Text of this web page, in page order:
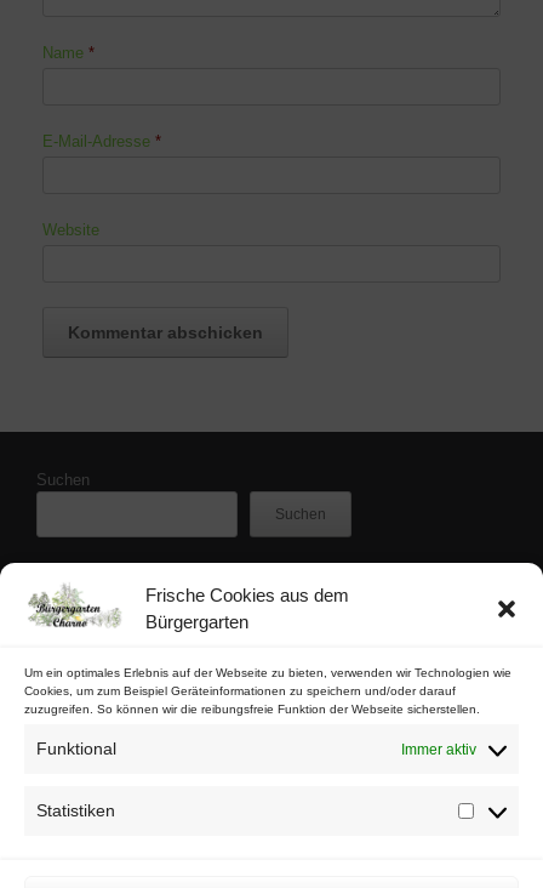
Frische Cookies aus dem
Bürgergarten
Um ein optimales Erlebnis auf der Webseite zu bieten, verwenden wir Technologien wie
Cookies, um zum Beispiel Geräteinformationen zu speichern und/oder darauf
zuzugreifen. So können wir die reibungsfreie Funktion der Webseite sicherstellen.
Funktional Immer aktiv
Statistiken
Name *
E-Mail-Adresse *
Website
Suchen
Suchen
Zuletzt veröffentlicht
Buschfunk-Rezensionen: Gartenkrimis von Maren Gießwald
Buschfunk-Rezensionen: Schrebergartenkrimis von Mona Nikolay
Tschaabgsi-Körbchen